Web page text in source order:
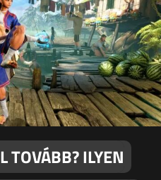
TOVÁBB? ILYEN